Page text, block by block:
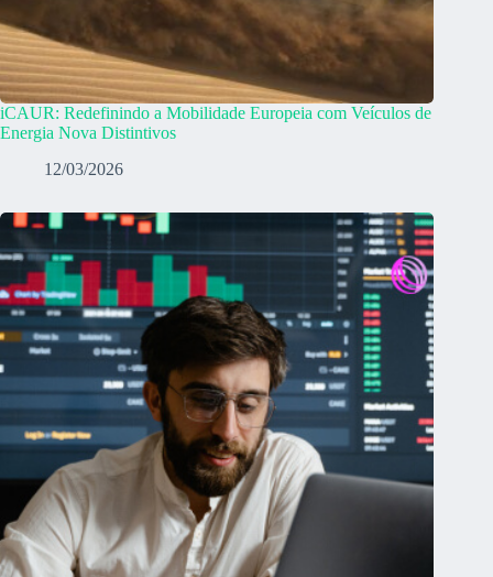
iCAUR: Redefinindo a Mobilidade Europeia com Veículos de
Energia Nova Distintivos
12/03/2026